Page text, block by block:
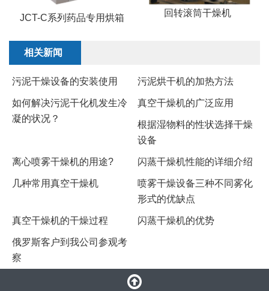
JCT-C系列药品专用烘箱 回转滚筒干燥机
相关新闻
污泥干燥设备的安装使用 污泥烘干机的加热方法
​如何解决污泥干化机发生冷
凝的状况？
真空干燥机的广泛应用
根据湿物料的性状选择干燥
设备
离心喷雾干燥机的用途? 闪蒸干燥机性能的详细介绍
几种常用真空干燥机
喷雾干燥设备三种不同雾化
形式的优缺点
真空干燥机的干燥过程 闪蒸干燥机的优势
俄罗斯客户到我公司参观考
察